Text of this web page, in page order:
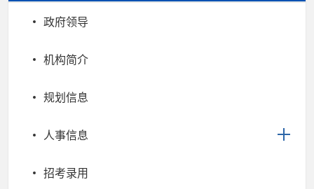
政府领导
机构简介
规划信息
人事信息
招考录用